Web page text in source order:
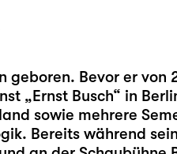
geboren. Bevor er von
„Ernst Busch“ in
sowie mehrere
Bereits während